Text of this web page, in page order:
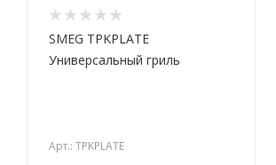
SMEG TPKPLATE
Универсальный гриль
Арт.: TPKPLATE